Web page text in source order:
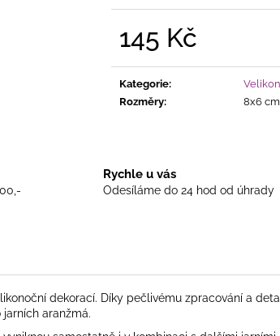
145 Kč
Kategorie:
Rozměry: 8x6 cm
Rychle u vás
Odesíláme do 24 hod od úhrady
dekorací. Díky pečlivému zpracování a
jarních aranžmá.